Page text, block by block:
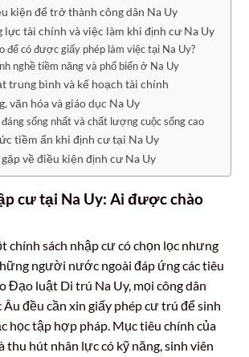
kiện để trở thành công dân Na Uy
lực tài chính và việc làm khi định cư Na Uy
để có được giấy phép làm việc tại Na Uy?
nghề tiềm năng và phổ biến ở Na Uy
trung bình và kế hoạch tài chính
văn hóa và giáo dục Na Uy
sống nhất và chất lượng cuộc sống cao
tiềm ẩn khi định cư tại Na Uy
về điều kiện định cư Na Uy
cư tại Na Uy: Ai được chào
chính sách nhập cư có chọn lọc nhưng
người nước ngoài đáp ứng các tiêu
Đạo luật Di trú Na Uy, mọi công dân
Âu đều cần xin giấy phép cư trú để sinh
học tập hợp pháp. Mục tiêu chính của
thu hút nhân lực có kỹ năng, sinh viên